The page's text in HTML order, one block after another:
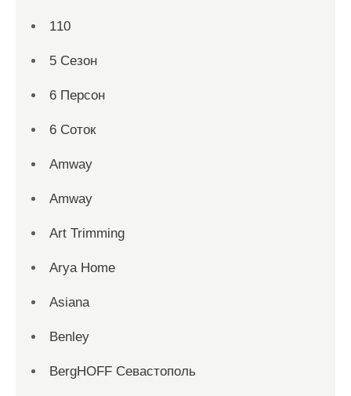
110
5 Сезон
6 Персон
6 Соток
Amway
Amway
Art Trimming
Arya Home
Asiana
Benley
BergHOFF Севастополь